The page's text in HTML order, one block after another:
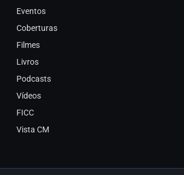
Eventos
Coberturas
Filmes
Livros
Podcasts
Vídeos
FICC
Vista CM